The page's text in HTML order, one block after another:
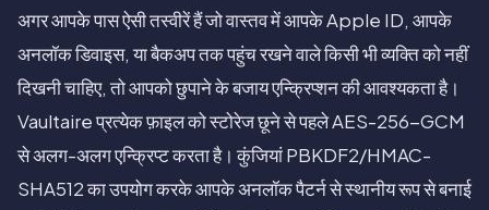
अगर आपके पास ऐसी तस्वीरें हैं जो वास्तव में आपके Apple ID, आपके
अनलॉक डिवाइस, या बैकअप तक पहुंच रखने वाले किसी भी व्यक्ति को नहीं
दिखनी चाहिए, तो आपको छुपाने के बजाय एन्क्रिप्शन की आवश्यकता है।
Vaultaire प्रत्येक फ़ाइल को स्टोरेज छूने से पहले AES-256-GCM
से अलग-अलग एन्क्रिप्ट करता है। कुंजियां PBKDF2/HMAC-
SHA512 का उपयोग करके आपके अनलॉक पैटर्न से स्थानीय रूप से बनाई